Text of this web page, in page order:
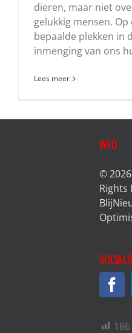
dieren, maar niet
gelukkig mensen.
bepaalde plekken in
inmenging van ons
Lees meer
INFO
©
Rights
SOCIALS
186